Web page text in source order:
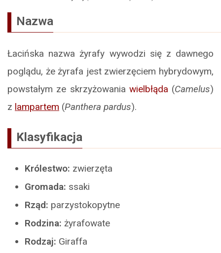
Nazwa
Łacińska nazwa żyrafy wywodzi się z dawnego
poglądu, że żyrafa jest zwierzęciem hybrydowym,
powstałym ze skrzyżowania wielbłąda (Camelus)
z lampartem (Panthera pardus).
Klasyfikacja
Królestwo: zwierzęta
Gromada: ssaki
Rząd: parzystokopytne
Rodzina: żyrafowate
Rodzaj: Giraffa